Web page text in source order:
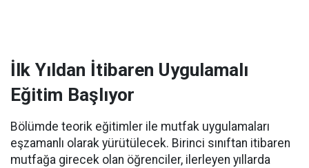
İlk Yıldan İtibaren Uygulamalı
Eğitim Başlıyor
Bölümde teorik eğitimler ile mutfak uygulamaları
eşzamanlı olarak yürütülecek. Birinci sınıftan itibaren
mutfağa girecek olan öğrenciler, ilerleyen yıllarda